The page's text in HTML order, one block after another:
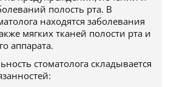
полость рта. В
находятся заболевания
мягких тканей полости рта и
аппарата.
стоматолога складывается